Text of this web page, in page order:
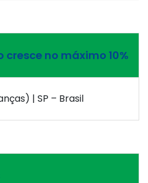
no máximo 10%
| SP – Brasil